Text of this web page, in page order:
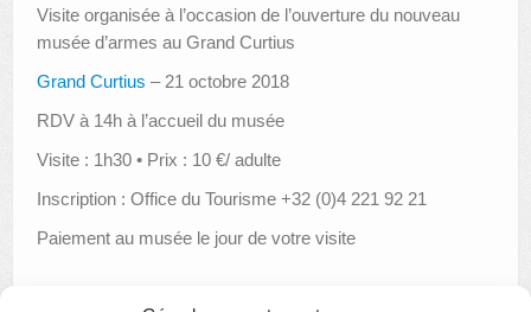
LE PORTAIL DES COLLECTIONS
Visite organisée à l’occasion de l’ouverture du nouveau
musée d’armes au Grand Curtius
Grand Curtius – 21 octobre 2018
RDV à 14h à l’accueil du musée
Visite : 1h30 • Prix : 10 €/ adulte
Inscription : Office du Tourisme +32 (0)4 221 92 21
Paiement au musée le jour de votre visite